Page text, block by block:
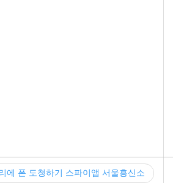
에 폰 도청하기 스파이앱 서울흥신소